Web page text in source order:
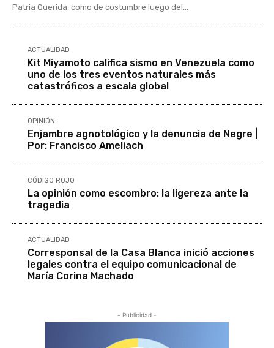
Patria Querida, como de costumbre luego del...
ACTUALIDAD
Kit Miyamoto califica sismo en Venezuela como
uno de los tres eventos naturales más
catastróficos a escala global
OPINIÓN
Enjambre agnotológico y la denuncia de Negre |
Por: Francisco Ameliach
CÓDIGO ROJO
La opinión como escombro: la ligereza ante la
tragedia
ACTUALIDAD
Corresponsal de la Casa Blanca inició acciones
legales contra el equipo comunicacional de
María Corina Machado
- Publicidad -